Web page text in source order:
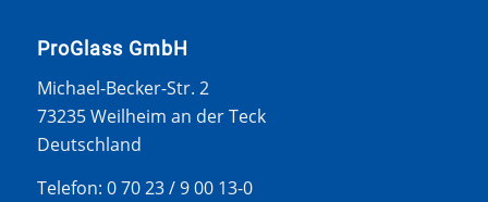
ProGlass GmbH
Michael-Becker-Str. 2
73235 Weilheim an der Teck
Deutschland
Telefon: 0 70 23 / 9 00 13-0